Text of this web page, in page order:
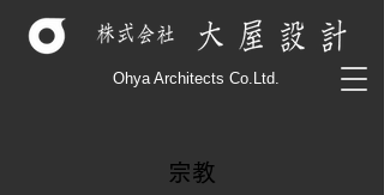
Ohya Architects Co.Ltd.
宗教